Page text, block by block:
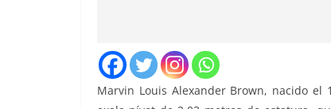
Marvin Louis Alexander Brown, nacido el